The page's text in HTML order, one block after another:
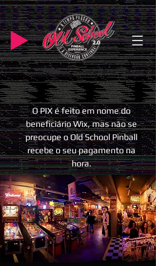
O PIX é feito em nome do
beneficiário Wix, mas não se
preocupe o Old School Pinball
recebe o seu pagamento na
hora.